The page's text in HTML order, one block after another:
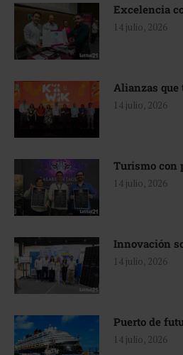
Excelencia
14 julio, 2026
Alianzas que
14 julio, 2026
Turismo con
14 julio, 2026
Innovación
14 julio, 2026
Puerto de
14 julio, 2026